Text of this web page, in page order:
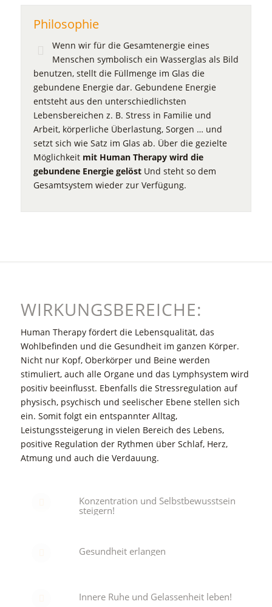
Philosophie
Wenn wir für die Gesamtenergie eines
Menschen symbolisch ein Wasserglas als Bild
benutzen, stellt die Füllmenge im Glas die
gebundene Energie dar. Gebundene Energie
entsteht aus den unterschiedlichsten
Lebensbereichen z. B. Stress in Familie und
Arbeit, körperliche Überlastung, Sorgen … und
setzt sich wie Satz im Glas ab. Über die gezielte
Möglichkeit mit Human Therapy wird die
gebundene Energie gelöstUnd steht so dem
Gesamtsystem wieder zur Verfügung.
WIRKUNGSBEREICHE:
Human Therapy fördert die Lebensqualität, das
Wohlbefinden und die Gesundheit im ganzen Körper.
Nicht nur Kopf, Oberkörper und Beine werden
stimuliert, auch alle Organe und das Lymphsystem wird
positiv beeinflusst. Ebenfalls die Stressregulation auf
physisch, psychisch und seelischer Ebene stellen sich
ein. Somit folgt ein entspannter Alltag,
Leistungssteigerung in vielen Bereich des Lebens,
positive Regulation der Rythmen über Schlaf, Herz,
Atmung und auch die Verdauung.
Konzentration und Selbstbewusstsein
steigern!
Gesundheit erlangen
Innere Ruhe und Gelassenheit leben!